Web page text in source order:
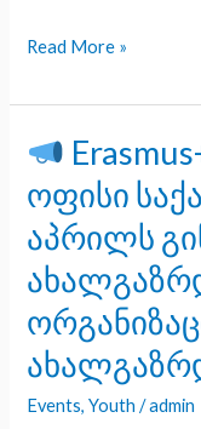
Read More »
ოფისი
აპრილს
Events,Youth /admin
Erasmus+-
ის
ეროვნული
ოფისი
საქართველოში
აპრილს
გიწვევთ